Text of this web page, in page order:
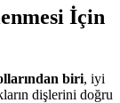
İçin
biri, iyi
dişlerini doğru